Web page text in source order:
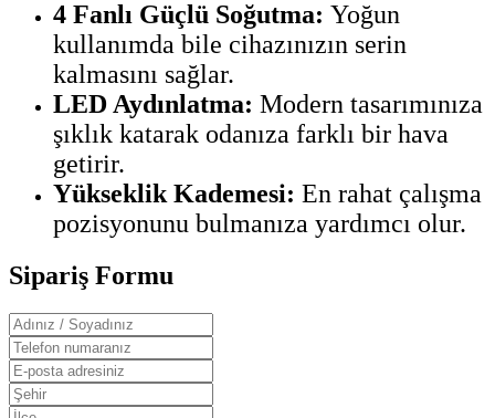
4 Fanlı Güçlü Soğutma: Yoğun
kullanımda bile cihazınızın serin
kalmasını sağlar.
LED Aydınlatma: Modern tasarımınıza
şıklık katarak odanıza farklı bir hava
getirir.
Yükseklik Kademesi: En rahat çalışma
pozisyonunu bulmanıza yardımcı olur.
Sipariş Formu